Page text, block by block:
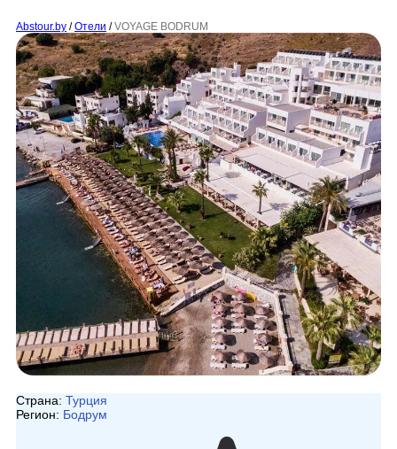
Abstour.by / Отели / VOYAGE BODRUM
Страна: Турция
Регион: Бодрум